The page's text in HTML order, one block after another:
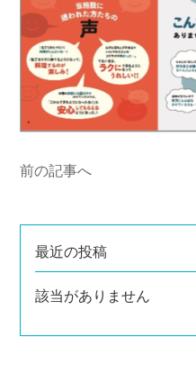
前の記事へ
最近の投稿
該当がありません